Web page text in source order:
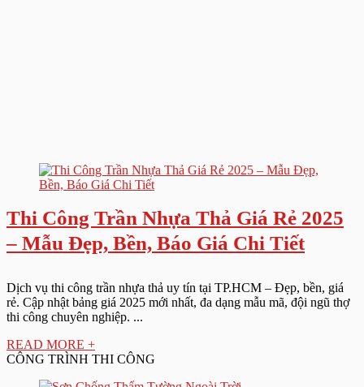
Thi Công Trần Nhựa Thả Giá Rẻ 2025
– Mẫu Đẹp, Bền, Báo Giá Chi Tiết
Dịch vụ thi công trần nhựa thả uy tín tại TP.HCM – Đẹp, bền, giá
rẻ. Cập nhật bảng giá 2025 mới nhất, đa dạng mẫu mã, đội ngũ thợ
thi công chuyên nghiệp. ...
READ MORE +
CÔNG TRÌNH THI CÔNG